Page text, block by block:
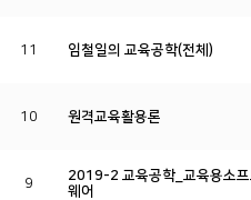
11 임철일의 교육공학(전체)
10 원격교육활용론
9
2019-2 교육공학_교육용소프
웨어